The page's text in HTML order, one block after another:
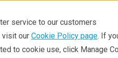
service to our customers
visit our Cookie Policy page. If
to cookie use, click Manage